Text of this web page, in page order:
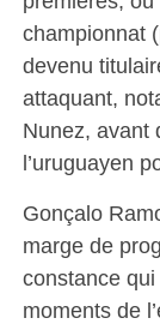
championnat
devenu
attaquant,
Nunez, avant
l’uruguayen
Gonçalo
marge de
constance
moments de